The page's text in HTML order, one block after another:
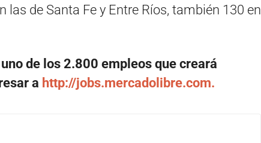
las de Santa Fe y Entre Ríos, también 130 en
de los 2.800 empleos que creará
a http://jobs.mercadolibre.com.